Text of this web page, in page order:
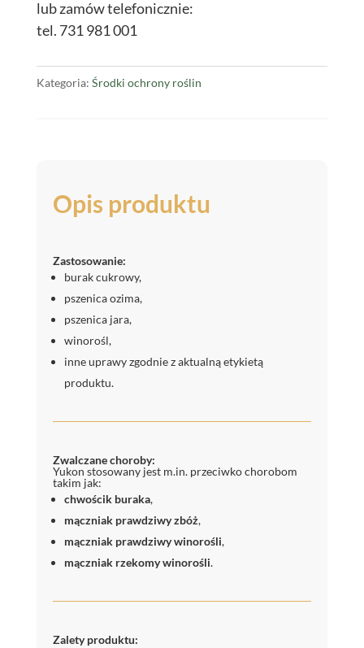
lub zamów telefonicznie:
tel. 731 981 001
Kategoria: Środki ochrony roślin
Opis produktu
Zastosowanie:
burak cukrowy,
pszenica ozima,
pszenica jara,
winorośl,
inne uprawy zgodnie z aktualną etykietą
produktu.
Zwalczane choroby:
Yukon stosowany jest m.in. przeciwko chorobom
takim jak:
chwościk buraka,
mączniak prawdziwy zbóż,
mączniak prawdziwy winorośli,
mączniak rzekomy winorośli.
Zalety produktu: